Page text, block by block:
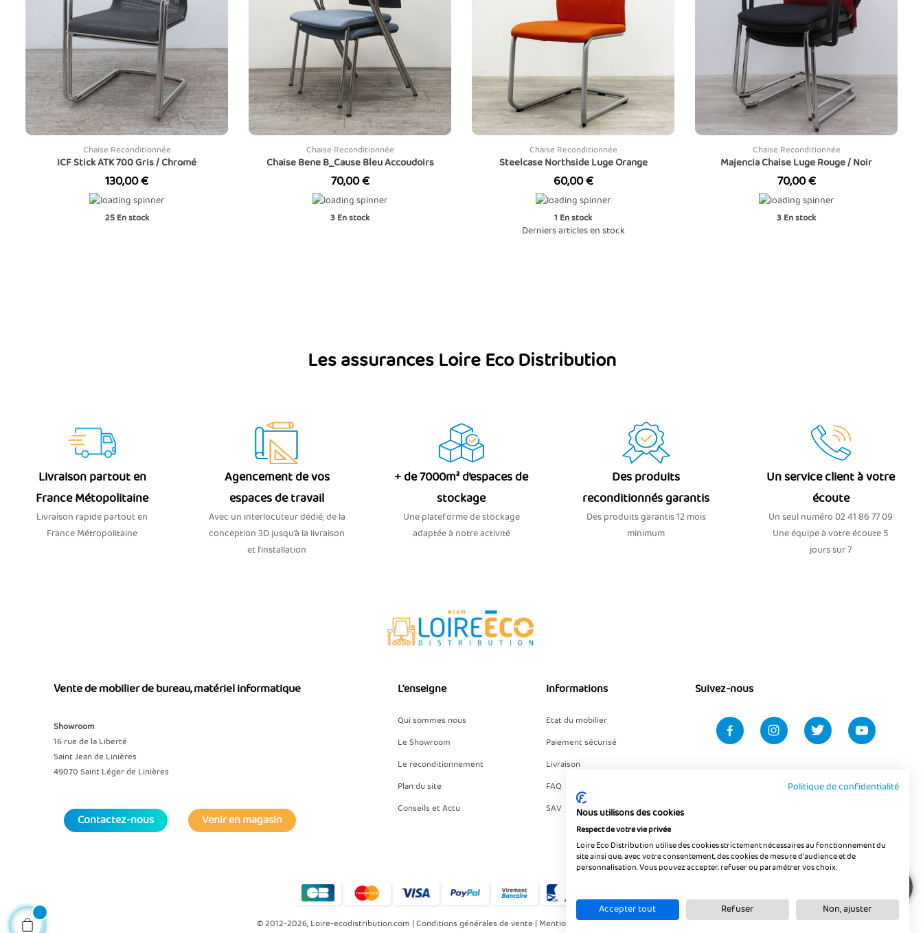
Chaise Reconditionnée
ICF Stick ATK 700 Gris / Chromé
Prix
130,00 €
25 En stock
Chaise Reconditionnée
Chaise Bene B_Cause Bleu Accoudoirs
Prix
70,00 €
3 En stock
Chaise Reconditionnée
Steelcase Northside Luge Orange
Prix
60,00 €
1 En stock
Derniers articles en stock
Chaise Reconditionnée
Majencia Chaise Luge Rouge / Noir
Prix
70,00 €
3 En stock
Les assurances Loire Eco Distribution
Livraison partout en
France Métopolitaine
Livraison rapide partout en
France Métropolitaine
Agencement de vos
espaces de travail
Avec un interlocuteur dédié, de la
conception 3D jusqu’à la livraison
et l'installation
+ de 7000m² d’espaces de
stockage
Une plateforme de stockage
adaptée à notre activité
Des produits
reconditionnés garantis
Des produits garantis 12 mois
minimum
Un service client à votre
écoute
Un seul numéro 02 41 86 77 09
Une équipe à votre écoute 5
jours sur 7
Vente de mobilier de bureau, matériel informatique
Showroom
16 rue de la Liberté
Saint Jean de Linières
49070 Saint Léger de Linières
Contactez-nous Venir en magasin
L'enseigne
Qui sommes nous
Le Showroom
Le reconditionnement
Plan du site
Conseils et Actu
Informations
Etat du mobilier
Paiement sécurisé
Livraison
FAQ
SAV
Suivez-nous
©2012-2026, Loire-ecodistribution.com | Conditions générales de vente| Mentions légales|Confidentialité
Politique de confidentialité
Nous utilisons des cookies
Respect de votre vie privée
Loire Eco Distribution utilise des cookies strictement nécessaires au fonctionnement du
site ainsi que, avec votre consentement, des cookies de mesure d’audience et de
personnalisation. Vous pouvez accepter, refuser ou paramétrer vos choix.
Accepter tout Refuser Non, ajuster